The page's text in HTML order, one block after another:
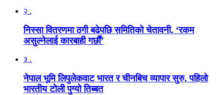
२ .
निस्सा वितरणमा ठगी बढेपछि समितिको चेतावनी, ‘रकम
असुल्नेलाई कारबाही गर्छाैं’
३ .
नेपाल भूमि लिपुलेकवाट भारत र चीनबिच व्यापार सुरु, पहिलो
भारतीय टोली पुग्यो तिब्बत